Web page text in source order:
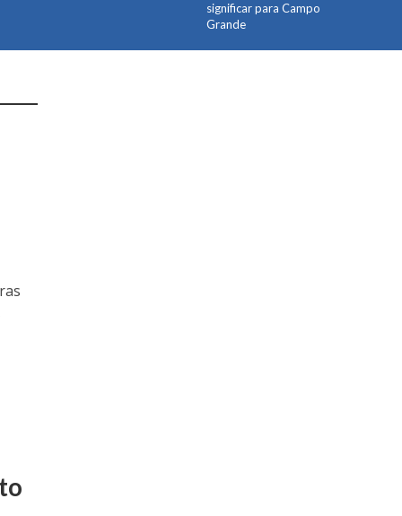
significar para Campo
Grande